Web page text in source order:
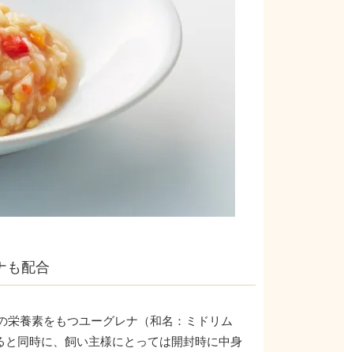
も配合
養素をもつユーグレナ（和名：ミドリム
同時に、飼い主様にとっては開封時に中身